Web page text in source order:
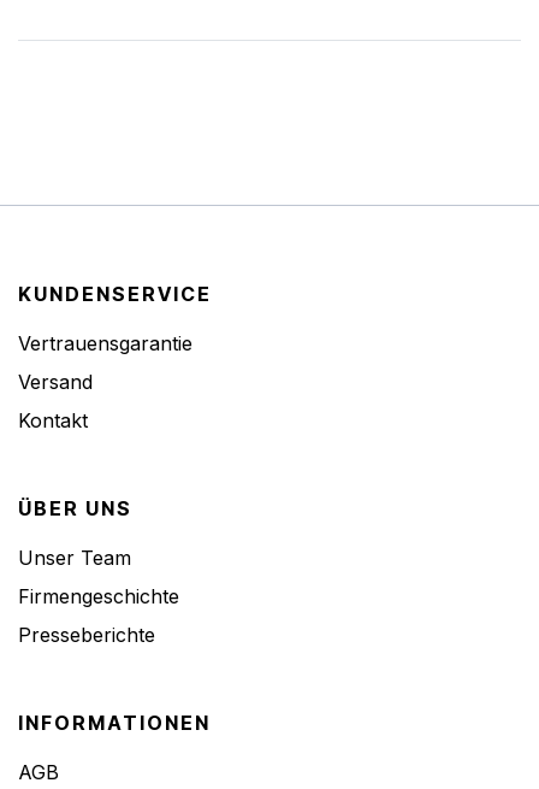
KUNDENSERVICE
Vertrauensgarantie
Versand
Kontakt
ÜBER UNS
Unser Team
Firmengeschichte
Presseberichte
INFORMATIONEN
AGB